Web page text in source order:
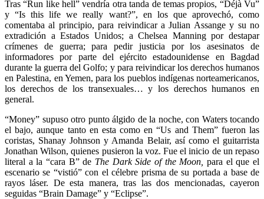
Tras “Run like hell” vendría otra tanda de temas propios, “Déjà Vu”
y “Is this life we really want?”, en los que aprovechó, como
comentaba al principio, para reivindicar a Julian Assange y su no
extradición a Estados Unidos; a Chelsea Manning por destapar
crímenes de guerra; para pedir justicia por los asesinatos de
informadores por parte del ejército estadounidense en Bagdad
durante la guerra del Golfo; y para reivindicar los derechos humanos
en Palestina, en Yemen, para los pueblos indígenas norteamericanos,
los derechos de los transexuales… y los derechos humanos en
general.
“Money” supuso otro punto álgido de la noche, con Waters tocando
el bajo, aunque tanto en esta como en “Us and Them” fueron las
coristas, Shanay Johnson y Amanda Belair, así como el guitarrista
Jonathan Wilson, quienes pusieron la voz. Fue el inicio de un repaso
literal a la “cara B” de The Dark Side of the Moon, para el que el
escenario se “vistió” con el célebre prisma de su portada a base de
rayos láser. De esta manera, tras las dos mencionadas, cayeron
seguidas “Brain Damage” y “Eclipse”.